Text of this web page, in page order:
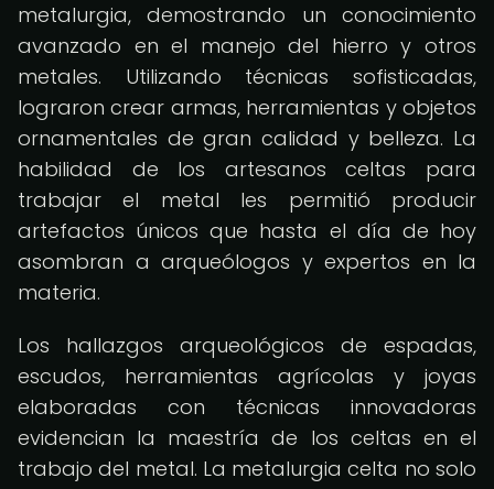
metalurgia, demostrando un conocimiento
avanzado en el manejo del hierro y otros
metales. Utilizando técnicas sofisticadas,
lograron crear armas, herramientas y objetos
ornamentales de gran calidad y belleza. La
habilidad de los artesanos celtas para
trabajar el metal les permitió producir
artefactos únicos que hasta el día de hoy
asombran a arqueólogos y expertos en la
materia.
Los hallazgos arqueológicos de espadas,
escudos, herramientas agrícolas y joyas
elaboradas con técnicas innovadoras
evidencian la maestría de los celtas en el
trabajo del metal. La metalurgia celta no solo